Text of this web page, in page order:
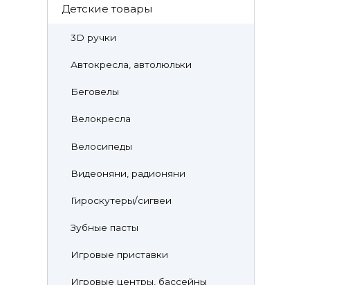
Детские товары
3D ручки
Автокресла, автолюльки
Беговелы
Велокресла
Велосипеды
Видеоняни, радионяни
Гироскутеры/сигвеи
Зубные пасты
Игровые приставки
Игровые центры, бассейны